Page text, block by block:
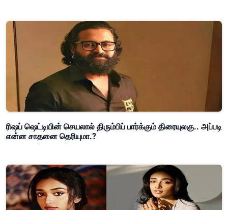
ரிஷப் ஷெட்டியின் செயலால் திரும்பிப் பார்க்கும் திரையுலகு.. அப்படி
என்ன சாதனை தெரியுமா.?